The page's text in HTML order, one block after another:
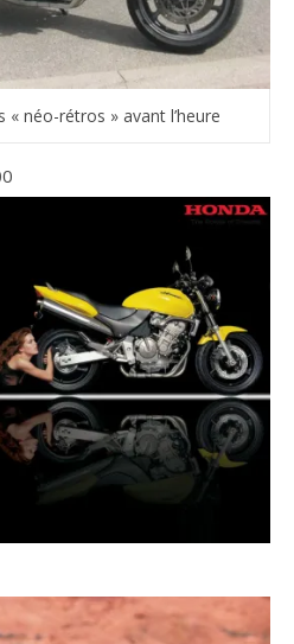
« néo-rétros » avant l’heure